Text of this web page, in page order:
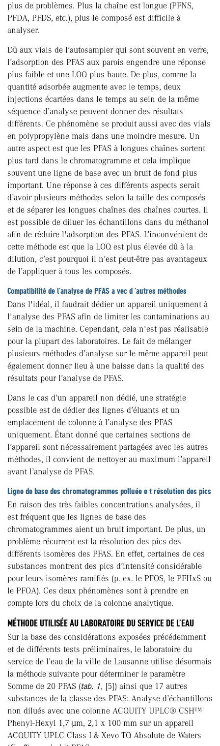
plus de problèmes. Plus la chaîne est longue (PFNS,
PFDA, PFDS, etc.), plus le composé est difficile à
analyser.
Dû aux vials de l’autosampler qui sont souvent en verre,
l’adsorption des PFAS aux parois engendre une réponse
plus faible et une LOQ plus haute. De plus, comme la
quantité adsorbée augmente avec le temps, deux
injections écartées dans le temps au sein de la même
séquence d’analyse peuvent donner des résultats
différents. Ce phénomène se produit aussi avec des vials
en polypropylène mais dans une moindre mesure. Un
autre aspect est que les PFAS à longues chaînes sortent
plus tard dans le chromatogramme et cela implique
souvent une ligne de base avec un bruit de fond plus
important. Une réponse à ces différents aspects serait
d’avoir plusieurs méthodes selon la taille des composés
et de séparer les longues chaînes des chaînes courtes. Il
est possible de diluer les échantillons dans du méthanol
afin de réduire l'adsorption des PFAS. L’inconvénient de
cette méthode est que la LOQ est plus élevée dû à la
dilution, c’est pourquoi il n’est peut-être pas avantageux
de l’appliquer à tous les composés.
Compatibilité de l’analyse de PFAS a vec d ’autres méthodes
Dans l'idéal, il faudrait dédier un appareil uniquement à
l'analyse des PFAS afin de limiter les contaminations au
sein de la machine. Cependant, cela n'est pas réalisable
pour la plupart des laboratoires. Le fait de mélanger
plusieurs méthodes d’analyse sur le même appareil peut
également donner lieu à une baisse dans la qualité des
résultats pour l’analyse de PFAS.
Dans le cas d’un appareil non dédié, une stratégie
possible est de dédier des lignes d’éluants et un
emplacement de colonne à l’analyse des PFAS
uniquement. Étant donné que certaines sections de
l’appareil sont nécessairement partagées avec les autres
méthodes, il convient de nettoyer au maximum l’appareil
avant l’analyse de PFAS.
Ligne de base des chromatogrammes polluée e t résolution des pics
En raison des très faibles concentrations analysées, il
est fréquent que les lignes de base des
chromatogrammes aient un bruit important. De plus, un
problème récurrent est la résolution des pics des
différents isomères des PFAS. En effet, certaines de ces
substances montrent des pics d’intensité considérable
pour leurs isomères ramifiés (p. ex. le PFOS, le PFHxS ou
le PFOA). Ces deux phénomènes sont à prendre en
compte lors du choix de la colonne analytique.
MÉTHODE UTILISÉE AU LABORATOIRE DU SERVICE DE L’EAU
Sur la base des considérations exposées précédemment
et de différents tests préliminaires, le laboratoire du
service de l’eau de la ville de Lausanne utilise désormais
la méthode suivante pour déterminer le paramètre
Somme de 20 PFAS (tab. 1, [5]) ainsi que 17 autres
substances de la classe des PFAS: Analyse d’échantillons
non dilués avec une colonne ACQUITY UPLC® CSH™
Phenyl-Hexyl 1,7 μm, 2,1 x 100 mm sur un appareil
ACQUITY UPLC Class I & Xevo TQ Absolute de Waters